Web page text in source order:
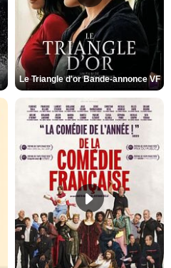
Le Triangle d'or Bande-annonce VF